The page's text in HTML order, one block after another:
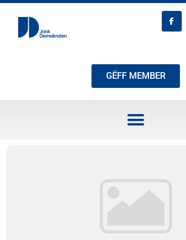
GËFF MEMBER